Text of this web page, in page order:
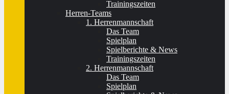
Trainingszeiten
Herren-Teams
1. Herrenmannschaft
Das Team
Spielplan
Spielberichte & News
Trainingszeiten
2. Herrenmannschaft
Das Team
Spielplan